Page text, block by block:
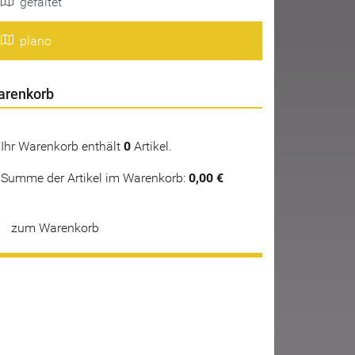
plano
Ihr Warenkorb enthält 0 Artikel.
Summe der Artikel im Warenkorb: 0,00 €
zum Warenkorb